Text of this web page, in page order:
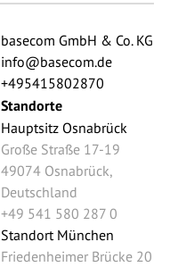
basecom GmbH & Co. KG
info@basecom.de
+495415802870
Standorte
Hauptsitz Osnabrück
Große Straße 17-19
49074 Osnabrück,
Deutschland
+49 541 580 287 0
Standort München
Friedenheimer Brücke 20